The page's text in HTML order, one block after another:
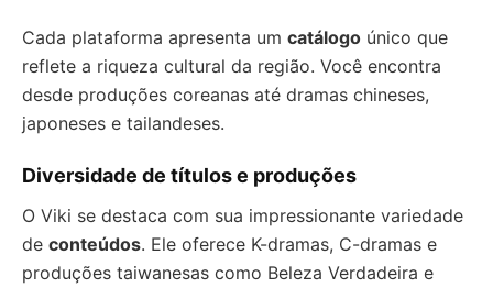
Cada plataforma apresenta um catálogo único que
reflete a riqueza cultural da região. Você encontra
desde produções coreanas até dramas chineses,
japoneses e tailandeses.
Diversidade de títulos e produções
O Viki se destaca com sua impressionante variedade
de conteúdos. Ele oferece K-dramas, C-dramas e
produções taiwanesas como Beleza Verdadeira e